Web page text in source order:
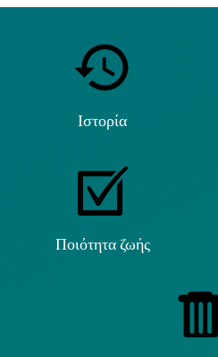
Ιστορία
Ποιότητα ζωής